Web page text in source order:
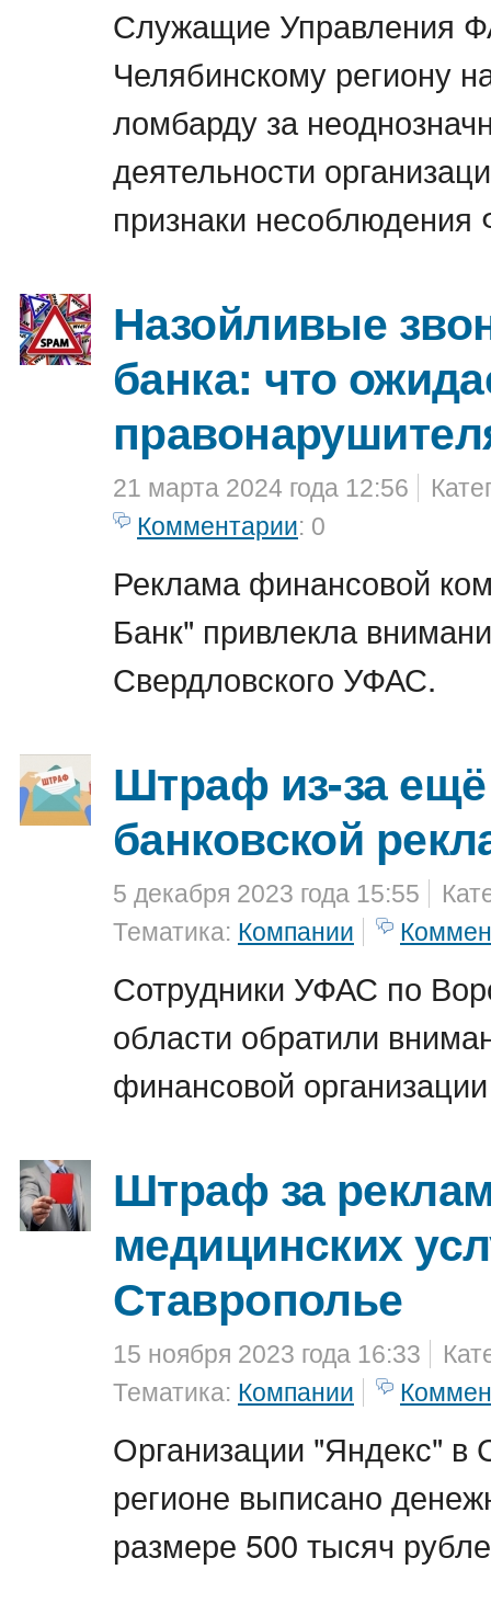
Служащие Управления
Челябинскому региону
ломбарду за
деятельности
признаки
Назойливые
банка: что
21 марта 2024 года 12:56
Комментарии: 0
Реклама финансовой
Банк" привлекла
Свердловского УФАС.
Штраф из-за
банковской
5 декабря 2023 года 15:55
Тематика: Компании
Сотрудники УФАС по
области обратили
финансовой
Штраф за
медицинских
Ставрополье
15 ноября 2023 года 16:33
Тематика: Компании
Организации "Яндекс" в
регионе выписано
размере 500 тысяч